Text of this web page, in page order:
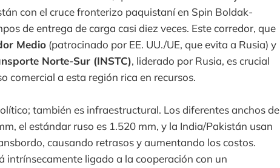
con el cruce fronterizo paquistaní en Spin Boldak-
de entrega de carga casi diez veces. Este corredor, que
Medio (patrocinado por EE. UU./UE, que evita a Rusia) y
Norte-Sur (INSTC), liderado por Rusia, es crucial
comercial a esta región rica en recursos.
también es infraestructural. Los diferentes anchos de
el estándar ruso es 1.520 mm, y la India/Pakistán usan
causando retrasos y aumentando los costos.
intrínsecamente ligado a la cooperación con un